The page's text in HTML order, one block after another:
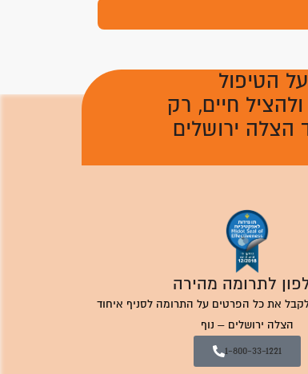
הטיפול
חיים, רק
הצלה ירושלים
לתרומה מהירה
ולקבל את כל הפרטים על התרומה לסניף איחוד
הצלה ירושלים – נוף
1-800-33-1221